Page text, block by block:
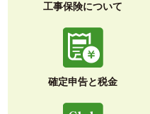
工事保険について
確定申告と税金